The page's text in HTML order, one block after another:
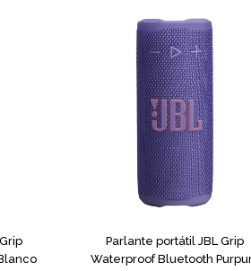
Parlante portátil JBL Grip
Waterproof Bluetooth